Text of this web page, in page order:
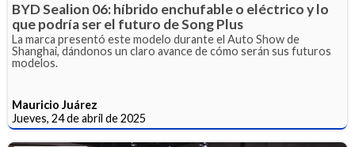
BYD Sealion 06: híbrido enchufable o eléctrico y lo
que podría ser el futuro de Song Plus
La marca presentó este modelo durante el Auto Show de
Shanghai, dándonos un claro avance de cómo serán sus futuros
modelos.
Mauricio Juárez
Jueves, 24 de abril de 2025